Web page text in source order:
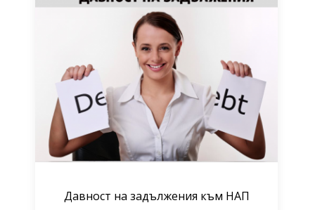
Давност на задължения към НАП